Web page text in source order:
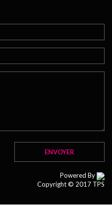
Powered By
Copyright © 2017 TPS